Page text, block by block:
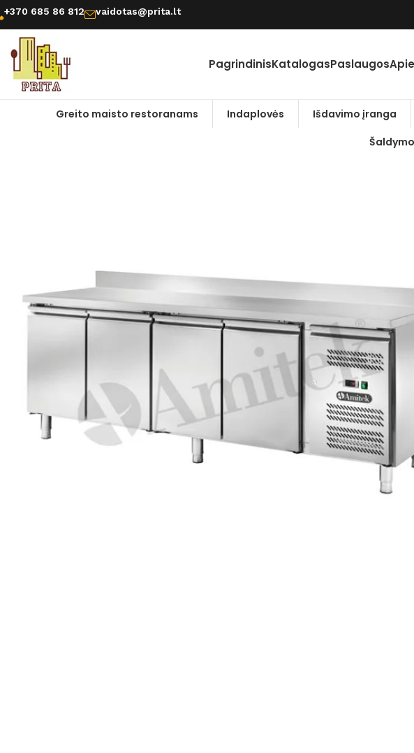
+370 685 86 812 vaidotas@prita.lt
PagrindinisKatalogasPaslaugos
Greito maisto restoranams Indaplovės Išdavimo įranga